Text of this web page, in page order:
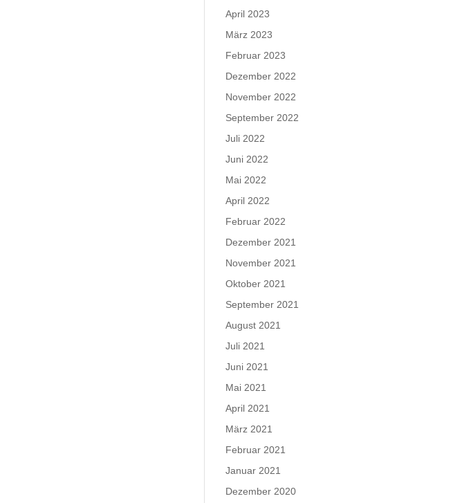
April 2023
März 2023
Februar 2023
Dezember 2022
November 2022
September 2022
Juli 2022
Juni 2022
Mai 2022
April 2022
Februar 2022
Dezember 2021
November 2021
Oktober 2021
September 2021
August 2021
Juli 2021
Juni 2021
Mai 2021
April 2021
März 2021
Februar 2021
Januar 2021
Dezember 2020